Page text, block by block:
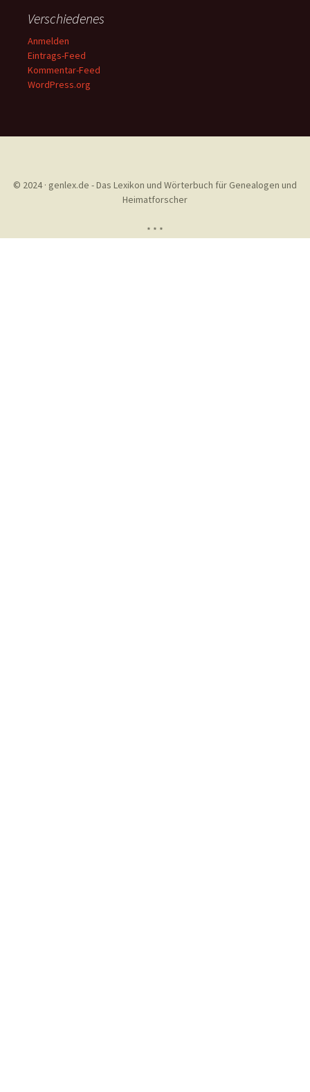
Verschiedenes
Anmelden
Eintrags-Feed
Kommentar-Feed
WordPress.org
© 2024 · genlex.de - Das Lexikon und Wörterbuch für Genealogen und
Heimatforscher
* * *